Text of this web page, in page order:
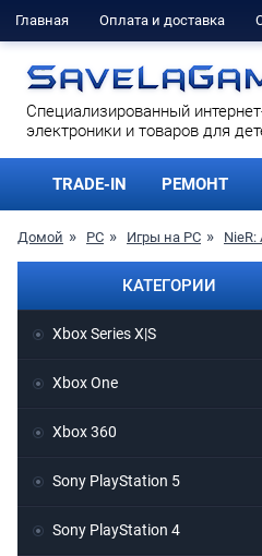
Главная Оплата и доставка
Cпециализированный
электроники и товаров для
TRADE-IN РЕМОНТ
Домой PC Игры на PC NieR:
КАТЕГОРИИ
Xbox Series X|S
Xbox One
Xbox 360
Sony PlayStation 5
Sony PlayStation 4